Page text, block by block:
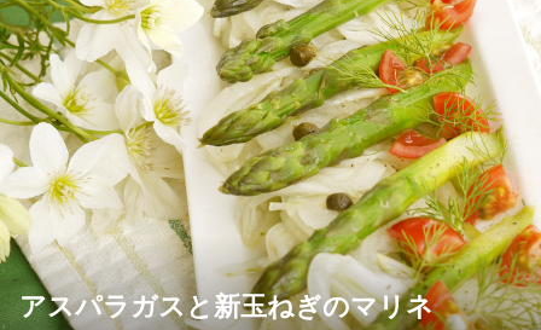
アスパラガスと新玉ねぎのマリネ